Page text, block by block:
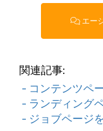
エー
関連記事:
- コンテンツペ
- ランディング
- ジョブページ